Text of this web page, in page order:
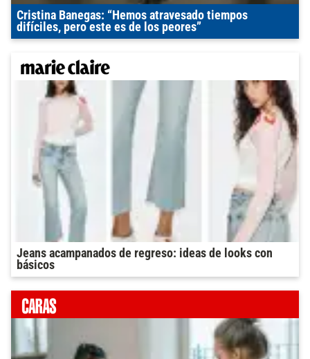
Cristina Banegas: “Hemos atravesado tiempos
difíciles, pero este es de los peores”
Jeans acampanados de regreso: ideas de looks con
básicos